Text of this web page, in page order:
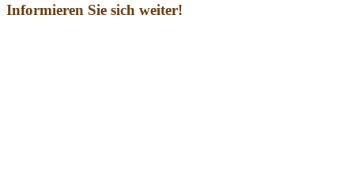
Informieren Sie sich weiter!